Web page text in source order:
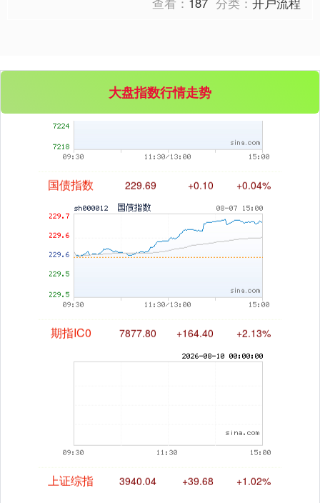
大盘指数行情走势
基金指数 7242.10 +12.30 +0.17%
国债指数 229.69 +0.10 +0.04%
期指IC0 7877.80 +164.40 +2.13%